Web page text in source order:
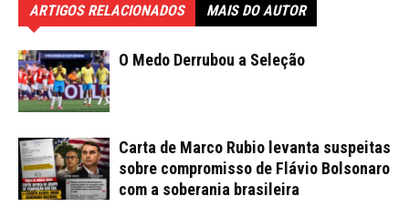
ARTIGOS RELACIONADOS MAIS DO AUTOR
O Medo Derrubou a Seleção
Carta de Marco Rubio levanta suspeitas
sobre compromisso de Flávio Bolsonaro
com a soberania brasileira